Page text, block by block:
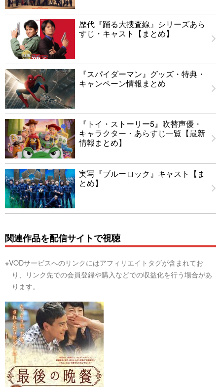
歴代『踊る大捜査線』シリーズあら
すじ・キャスト【まとめ】
『スパイダーマン』グッズ・特典・
キャンペーン情報まとめ
『トイ・ストーリー5』吹替声優・
キャラクター・あらすじ一覧【最新
情報まとめ】
実写『ブルーロック』キャスト【ま
とめ】
関連作品を配信サイトで視聴
※VODサービスへのリンクにはアフィリエイトタグが含まれてお
り、リンク先での会員登録や購入などでの収益化を行う場合があ
ります。